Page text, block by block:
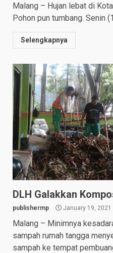
Malang – Hujan lebat di
Pohon pun tumbang. Senin
Selengkapnya
DLH Galakkan
publishermp January 19, 2021
Malang – Minimnya
sampah rumah tangga
sampah ke tempat